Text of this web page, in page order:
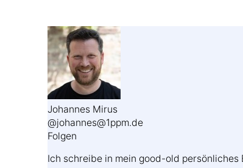
Johannes Mirus
@johannes@1ppm.de
Folgen
Ich schreibe in mein good-old